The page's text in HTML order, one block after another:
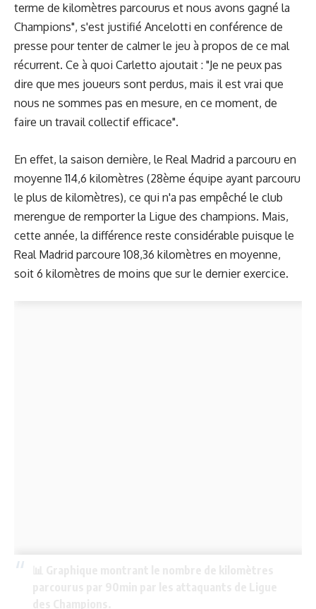
terme de kilomètres parcourus et nous avons gagné la
Champions", s'est justifié Ancelotti en conférence de
presse pour tenter de calmer le jeu à propos de ce mal
récurrent. Ce à quoi Carletto ajoutait : "Je ne peux pas
dire que mes joueurs sont perdus, mais il est vrai que
nous ne sommes pas en mesure, en ce moment, de
faire un travail collectif efficace".
En effet, la saison dernière, le Real Madrid a parcouru en
moyenne 114,6 kilomètres (28ème équipe ayant parcouru
le plus de kilomètres), ce qui n'a pas empêché le club
merengue de remporter la Ligue des champions. Mais,
cette année, la différence reste considérable puisque le
Real Madrid parcoure 108,36 kilomètres en moyenne,
soit 6 kilomètres de moins que sur le dernier exercice.